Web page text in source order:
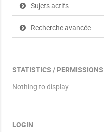
Sujets actifs
Recherche avancée
STATISTICS / PERMISSIONS
Nothing to display.
LOGIN